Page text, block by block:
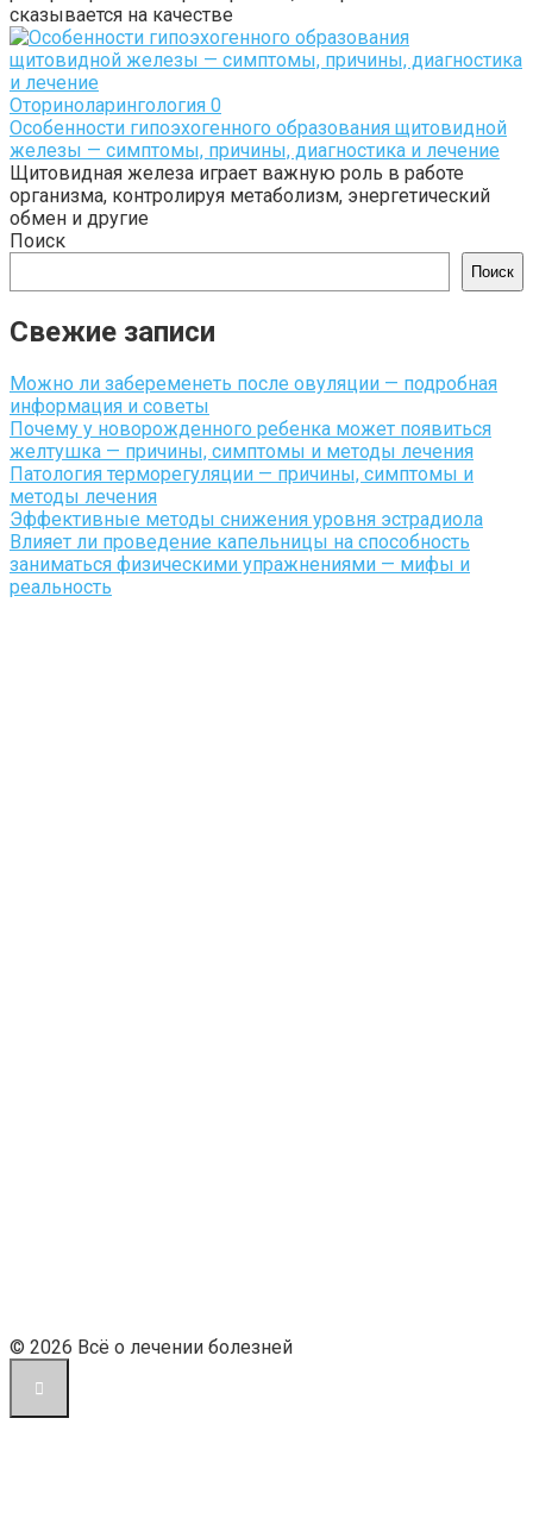
сказывается на качестве
Оториноларингология 0
Особенности гипоэхогенного образования щитовидной
железы — симптомы, причины, диагностика и лечение
Щитовидная железа играет важную роль в работе
организма, контролируя метаболизм, энергетический
обмен и другие
Поиск
Поиск
Свежие записи
Можно ли забеременеть после овуляции — подробная
информация и советы
Почему у новорожденного ребенка может появиться
желтушка — причины, симптомы и методы лечения
Патология терморегуляции — причины, симптомы и
методы лечения
Эффективные методы снижения уровня эстрадиола
Влияет ли проведение капельницы на способность
заниматься физическими упражнениями — мифы и
реальность
© 2026 Всё о лечении болезней